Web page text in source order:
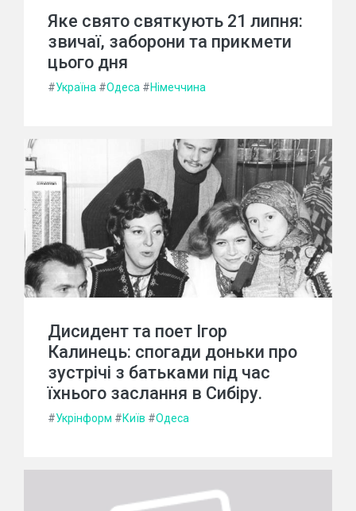
Яке свято святкують 21 липня:
звичаї, заборони та прикмети
цього дня
#Україна #Одеса #Німеччина
Дисидент та поет Ігор
Калинець: спогади доньки про
зустрічі з батьками під час
їхнього заслання в Сибіру.
#Укрінформ #Київ #Одеса